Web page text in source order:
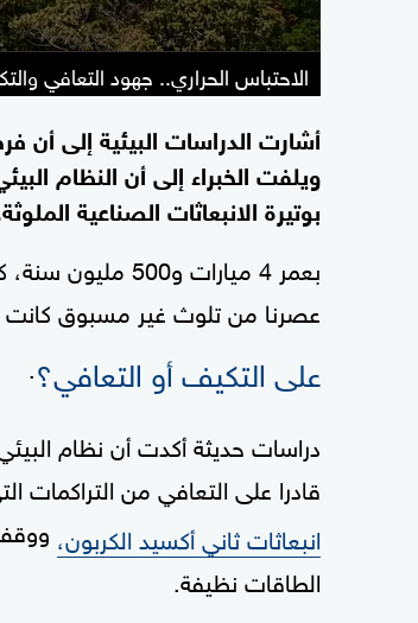
الاحتباس الحراري.. جهود التعافي
أشارت الدراسات البيئية إلى أن
ويلفت الخبراء إلى أن النظام
بوتيرة الانبعاثات الصناعية
بعمر 4 ميارات
عصرنا من تلوث غير مسبوق كانت
على التكيف أو التعافي؟
دراسات حديثة أكدت أن نظام
قادرا على التعافي من التراكمات
انبعاثات ثاني أكسيد الكربون،
الطاقات نظيفة.